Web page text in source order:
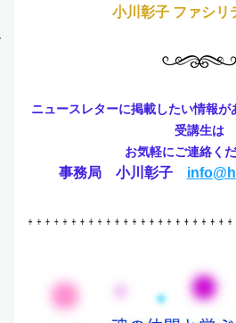
小川彰子 ファシリ
ニュースレターに掲載したい情報が
受講生は
お気軽にご連絡くだ
事務局　小川彰子 in